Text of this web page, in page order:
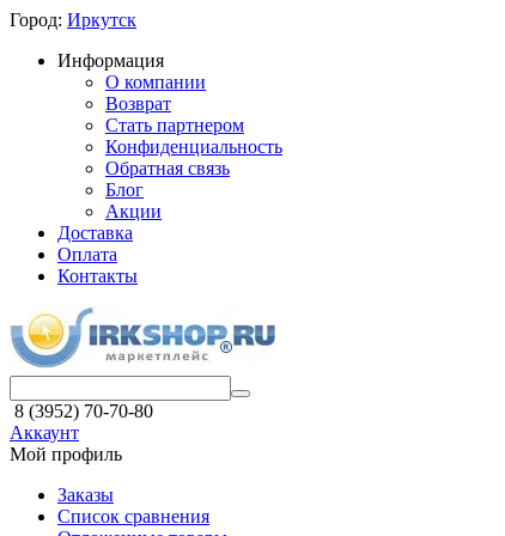
Город: Иркутск
Информация
О компании
Возврат
Стать партнером
Конфиденциальность
Обратная связь
Блог
Акции
Доставка
Оплата
Контакты
8 (3952) 70-70-80
Аккаунт
Мой профиль
Заказы
Список сравнения